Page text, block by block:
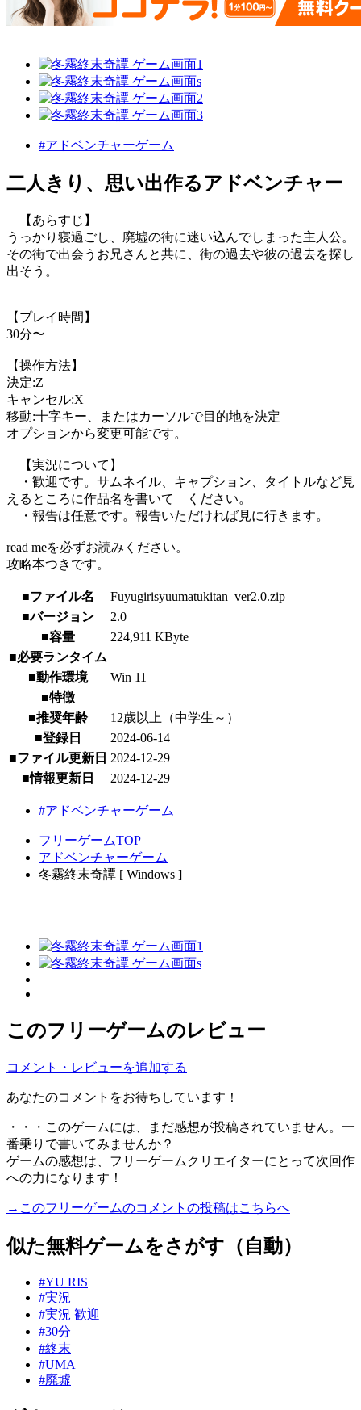
#アドベンチャーゲーム
二人きり、思い出作るアドベンチャー
【あらすじ】
うっかり寝過ごし、廃墟の街に迷い込んでしまった主人公。
その街で出会うお兄さんと共に、街の過去や彼の過去を探し
出そう。
【プレイ時間】
30分〜
【操作方法】
決定:Z
キャンセル:X
移動:十字キー、またはカーソルで目的地を決定
オプションから変更可能です。
【実況について】
・歓迎です。サムネイル、キャプション、タイトルなど見
えるところに作品名を書いて ください。
・報告は任意です。報告いただければ見に行きます。
read meを必ずお読みください。
攻略本つきです。
■ファイル名
Fuyugirisyuumatukitan_ver2.0.zip
■バージョン
2.0
■容量
224,911 KByte
■必要ランタイム
■動作環境
Win 11
■特徴
■推奨年齢
12歳以上（中学生～）
■登録日
2024-06-14
■ファイル更新日 2024-12-29
■情報更新日
2024-12-29
#アドベンチャーゲーム
フリーゲームTOP
アドベンチャーゲーム
冬霧終末奇譚 [ Windows ]
このフリーゲームのレビュー
コメント・レビューを追加する
あなたのコメントをお待ちしています！
・・・このゲームには、まだ感想が投稿されていません。一
番乗りで書いてみませんか？
ゲームの感想は、フリーゲームクリエイターにとって次回作
への力になります！
→このフリーゲームのコメントの投稿はこちらへ
似た無料ゲームをさがす（自動）
#YU RIS
#実況
#実況 歓迎
#30分
#終末
#UMA
#廃墟